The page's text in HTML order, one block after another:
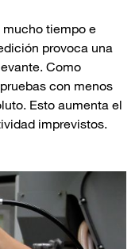
tiempo e
provoca una
Como
con menos
Esto aumenta el
imprevistos.